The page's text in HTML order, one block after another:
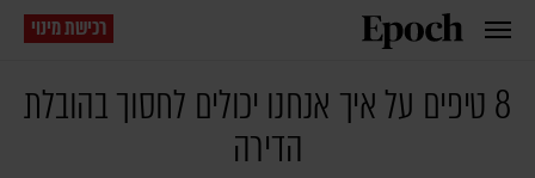
רכישת מינוי
8 טיפים על איך אנחנו יכולים לחסוך בהובלת
הדירה